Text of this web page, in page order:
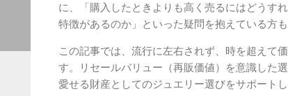
に、「購入したときよりも高く売るにはどうす
特徴があるのか」といった疑問を抱えている方
この記事では、流行に左右されず、時を超えて
す。リセールバリュー（再販価値）を意識した
愛せる財産としてのジュエリー選びをサポートし